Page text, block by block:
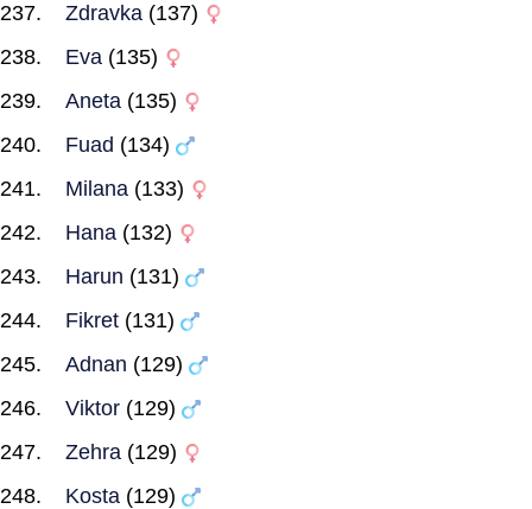
Zdravka (137)
Eva (135)
Aneta (135)
Fuad (134)
Milana (133)
Hana (132)
Harun (131)
Fikret (131)
Adnan (129)
Viktor (129)
Zehra (129)
Kosta (129)